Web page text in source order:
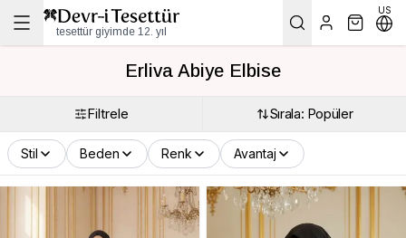
tesettür giyimde 12. yıl
US
Erliva Abiye Elbise
Filtrele Sırala: Popüler
Stil Beden Renk Avantaj